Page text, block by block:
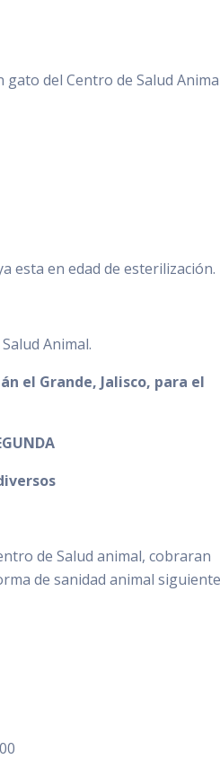
del Centro de Salud
esta en edad de esterilización.
Animal.
el Grande, Jalisco, para el
de Salud animal, cobraran
de sanidad animal